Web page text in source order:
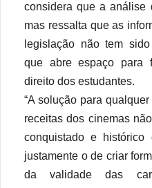
considera que a análise
mas ressalta que as
legislação não tem
que abre espaço para
direito dos estudantes.
“A solução para
receitas dos cinemas
conquistado e histórico
justamente o de criar
da validade das